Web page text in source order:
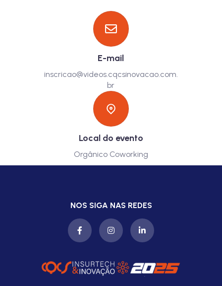
E-mail
inscricao@videos.cqcsinovacao.com.
br
Local do evento
Orgânico Coworking
NOS SIGA NAS REDES